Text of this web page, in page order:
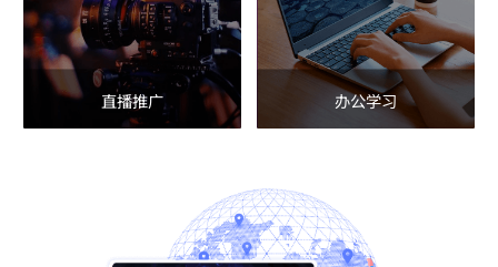
直播推广 办公学习